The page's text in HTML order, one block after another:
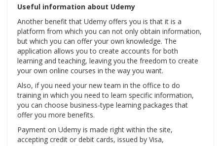
Useful information about Udemy
Another benefit that Udemy offers you is that it is a
platform from which you can not only obtain information,
but which you can offer your own knowledge. The
application allows you to create accounts for both
learning and teaching, leaving you the freedom to create
your own online courses in the way you want.
Also, if you need your new team in the office to do
training in which you need to learn specific information,
you can choose business-type learning packages that
offer you more benefits.
Payment on Udemy is made right within the site,
accepting credit or debit cards, issued by Visa,